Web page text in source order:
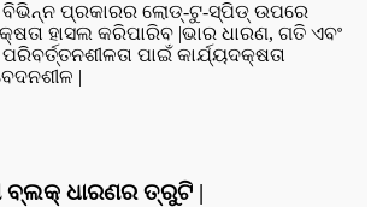
ବିଭିନ୍ନ ପ୍ରକାରର ଲୋଡ୍-ଟୁ-ସ୍ପିଡ୍ ଉପରେ
ହାସଲ କରିପାରିବ |ଭାର ଧାରଣ, ଗତି ଏବଂ
ପାଇଁ କାର୍ଯ୍ୟଦକ୍ଷତା
|
ଧାରଣର ତ୍ରୁଟି |